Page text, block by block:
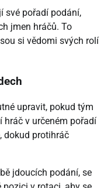
své pořadí podání,
jmen hráčů. To
si vědomi svých rolí
upravit, pokud tým
hráč v určeném pořadí
dokud protihráč
jdoucích podání, se